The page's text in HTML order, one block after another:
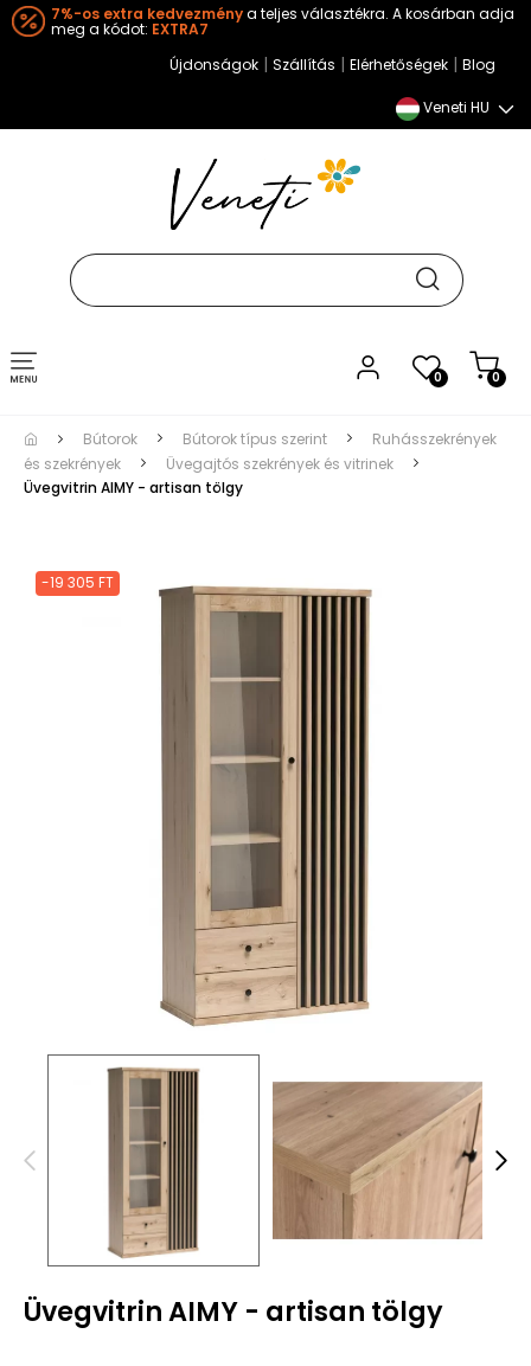
7%-os extra kedvezménya teljes választékra. A kosárban adja
meg a kódot: EXTRA7
Újdonságok | Szállítás | Elérhetőségek | Blog
Veneti HU
0 0
Toggle
navigation
Bútorok Bútorok típus szerint
Ruhásszekrények
és szekrények
Üvegajtós szekrények és vitrinek
Üvegvitrin AIMY - artisan tölgy
-19 305 FT
Üvegvitrin AIMY - artisan tölgy